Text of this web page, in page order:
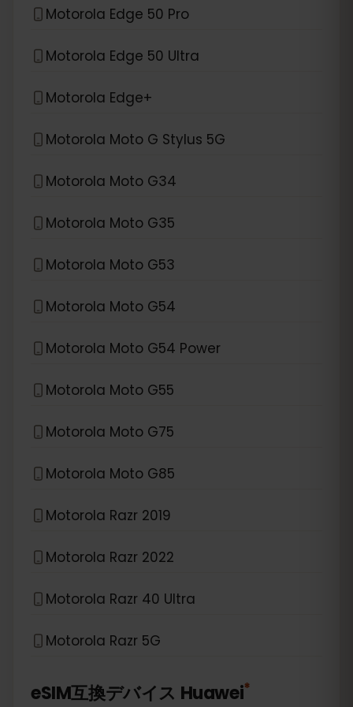
Motorola Edge 50 Pro
Motorola Edge 50 Ultra
Motorola Edge+
Motorola Moto G Stylus 5G
Motorola Moto G34
Motorola Moto G35
Motorola Moto G53
Motorola Moto G54
Motorola Moto G54 Power
Motorola Moto G55
Motorola Moto G75
Motorola Moto G85
Motorola Razr 2019
Motorola Razr 2022
Motorola Razr 40 Ultra
Motorola Razr 5G
eSIM互換デバイス Huawei*